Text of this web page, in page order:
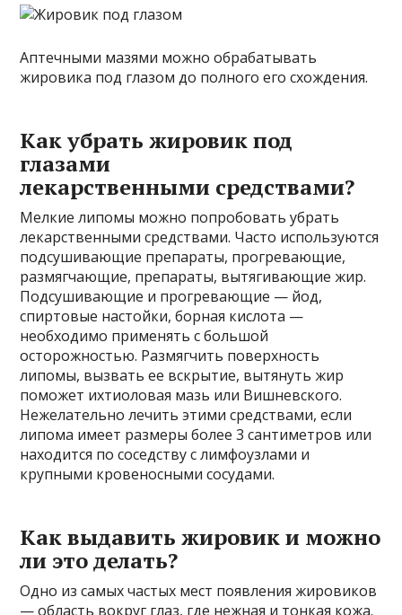
Аптечными мазями можно обрабатывать
жировика под глазом до полного его схождения.
Как убрать жировик под
глазами
лекарственными средствами?
Мелкие липомы можно попробовать убрать
лекарственными средствами. Часто используются
подсушивающие препараты, прогревающие,
размягчающие, препараты, вытягивающие жир.
Подсушивающие и прогревающие — йод,
спиртовые настойки, борная кислота —
необходимо применять с большой
осторожностью. Размягчить поверхность
липомы, вызвать ее вскрытие, вытянуть жир
поможет ихтиоловая мазь или Вишневского.
Нежелательно лечить этими средствами, если
липома имеет размеры более 3 сантиметров или
находится по соседству с лимфоузлами и
крупными кровеносными сосудами.
Как выдавить жировик и можно
ли это делать?
Одно из самых частых мест появления жировиков
— область вокруг глаз, где нежная и тонкая кожа.